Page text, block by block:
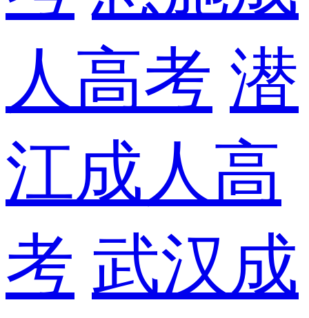
人高考 潜
江成人高
考 武汉成